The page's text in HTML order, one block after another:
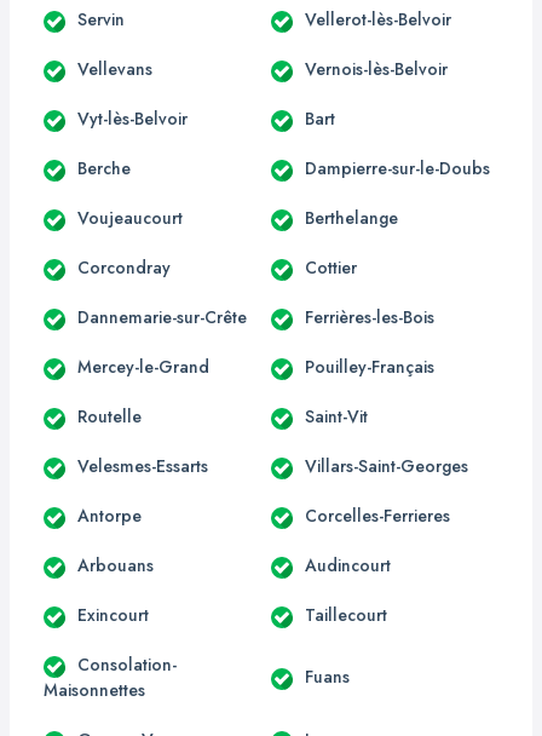
Servin Vellerot-lès-Belvoir
Vellevans Vernois-lès-Belvoir
Vyt-lès-Belvoir Bart
Berche Dampierre-sur-le-Doubs
Voujeaucourt Berthelange
Corcondray Cottier
Dannemarie-sur-Crête Ferrières-les-Bois
Mercey-le-Grand Pouilley-Français
Routelle Saint-Vit
Velesmes-Essarts Villars-Saint-Georges
Antorpe Corcelles-Ferrieres
Arbouans Audincourt
Exincourt Taillecourt
Consolation-
Maisonnettes
Fuans